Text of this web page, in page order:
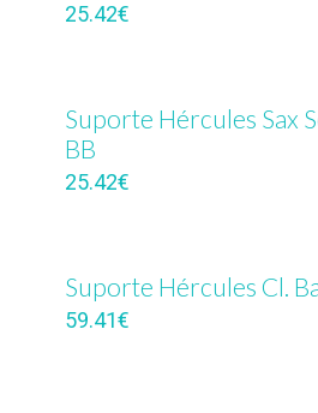
25.42€
Suporte Hércules Sax
BB
25.42€
Suporte Hércules Cl.
59.41€